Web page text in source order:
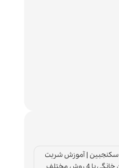
سکنجبین | آموزش شربت